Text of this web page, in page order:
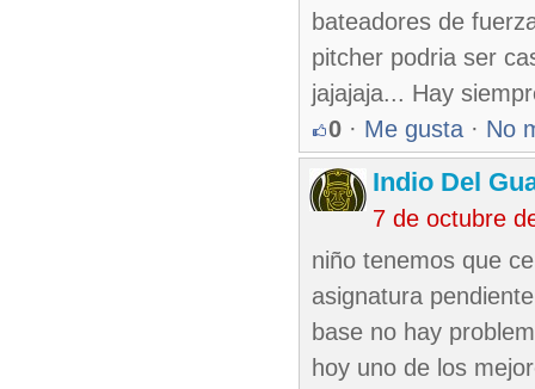
bateadores de
pitcher podria ser
jajajaja... Hay
0 · Me gusta · No
Indio Del
7 de octubre
niño tenemos que
asignatura
base no hay
hoy uno de los